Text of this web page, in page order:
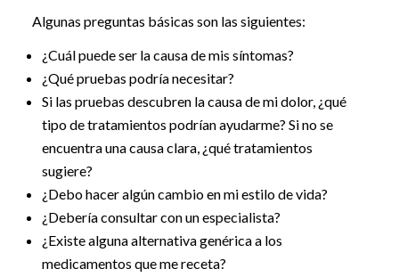
Algunas preguntas básicas son las siguientes:
¿Cuál puede ser la causa de mis síntomas?
¿Qué pruebas podría necesitar?
Si las pruebas descubren la causa de mi dolor, ¿qué
tipo de tratamientos podrían ayudarme? Si no se
encuentra una causa clara, ¿qué tratamientos
sugiere?
¿Debo hacer algún cambio en mi estilo de vida?
¿Debería consultar con un especialista?
¿Existe alguna alternativa genérica a los
medicamentos que me receta?